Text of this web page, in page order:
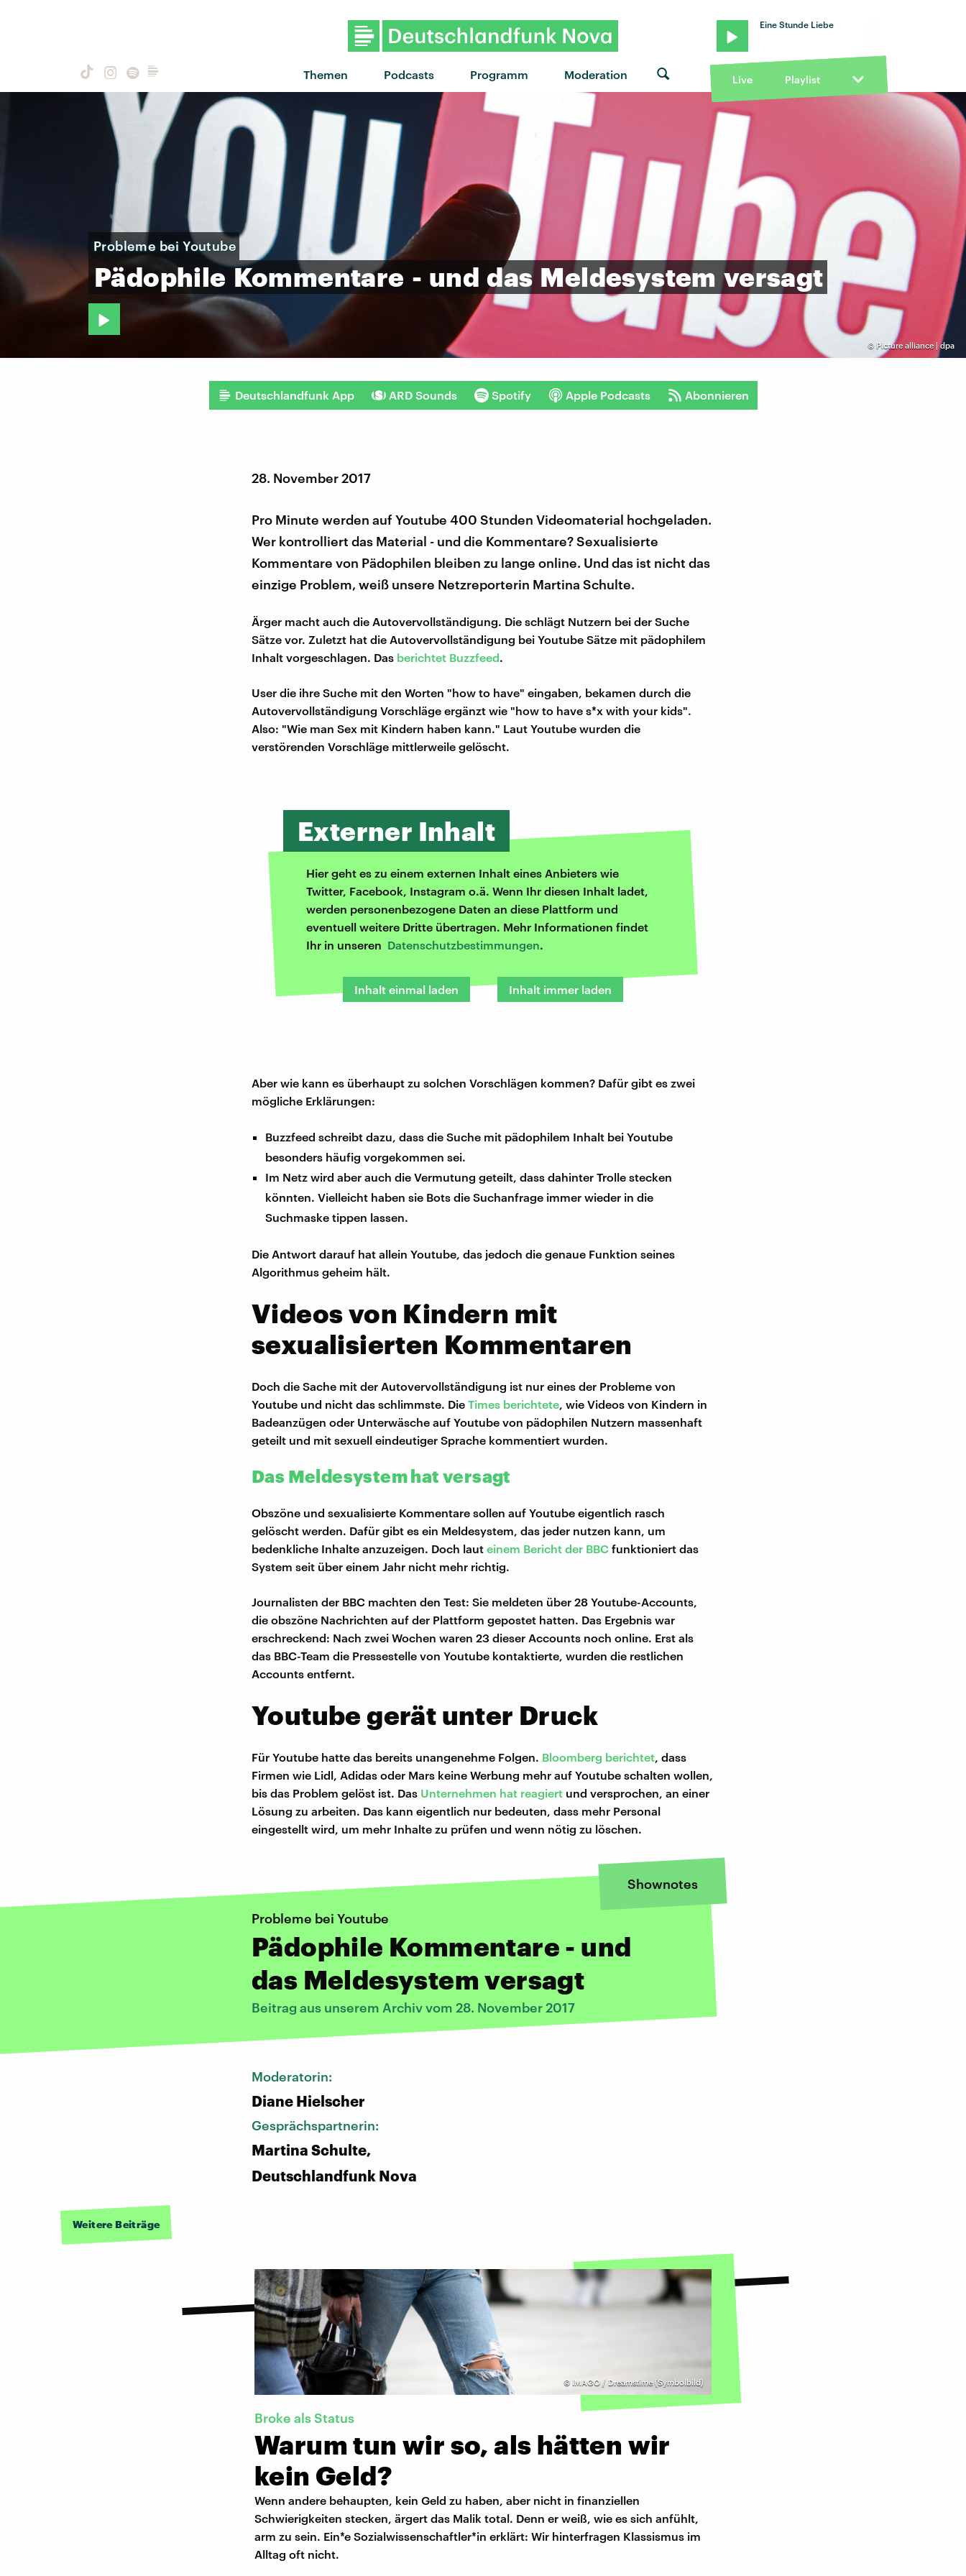
Themen Podcasts Programm Moderation
Eine Stunde Liebe
Live Playlist
© Picture alliance | dpa
Probleme bei Youtube
Pädophile Kommentare - und das Meldesystem versagt
Deutschlandfunk App ARD Sounds Spotify Apple Podcasts Abonnieren
28. November 2017
Pro Minute werden auf Youtube 400 Stunden Videomaterial hochgeladen.
Wer kontrolliert das Material - und die Kommentare? Sexualisierte
Kommentare von Pädophilen bleiben zu lange online. Und das ist nicht das
einzige Problem, weiß unsere Netzreporterin Martina Schulte.
Ärger macht auch die Autovervollständigung. Die schlägt Nutzern bei der Suche
Sätze vor. Zuletzt hat die Autovervollständigung bei Youtube Sätze mit pädophilem
Inhalt vorgeschlagen. Das berichtet Buzzfeed.
User die ihre Suche mit den Worten "how to have" eingaben, bekamen durch die
Autovervollständigung Vorschläge ergänzt wie "how to have s*x with your kids".
Also: "Wie man Sex mit Kindern haben kann." Laut Youtube wurden die
verstörenden Vorschläge mittlerweile gelöscht.
Externer Inhalt
Hier geht es zu einem externen Inhalt eines Anbieters wie
Twitter, Facebook, Instagram o.ä. Wenn Ihr diesen Inhalt ladet,
werden personenbezogene Daten an diese Plattform und
eventuell weitere Dritte übertragen. Mehr Informationen findet
Ihr in unseren Datenschutzbestimmungen.
Inhalt einmal laden Inhalt immer laden
Aber wie kann es überhaupt zu solchen Vorschlägen kommen? Dafür gibt es zwei
mögliche Erklärungen:
Buzzfeed schreibt dazu, dass die Suche mit pädophilem Inhalt bei Youtube
besonders häufig vorgekommen sei.
Im Netz wird aber auch die Vermutung geteilt, dass dahinter Trolle stecken
könnten. Vielleicht haben sie Bots die Suchanfrage immer wieder in die
Suchmaske tippen lassen.
Die Antwort darauf hat allein Youtube, das jedoch die genaue Funktion seines
Algorithmus geheim hält.
Videos von Kindern mit
sexualisierten Kommentaren
Doch die Sache mit der Autovervollständigung ist nur eines der Probleme von
Youtube und nicht das schlimmste. Die Times berichtete, wie Videos von Kindern in
Badeanzügen oder Unterwäsche auf Youtube von pädophilen Nutzern massenhaft
geteilt und mit sexuell eindeutiger Sprache kommentiert wurden.
Das Meldesystem hat versagt
Obszöne und sexualisierte Kommentare sollen auf Youtube eigentlich rasch
gelöscht werden. Dafür gibt es ein Meldesystem, das jeder nutzen kann, um
bedenkliche Inhalte anzuzeigen. Doch laut einem Bericht der BBC funktioniert das
System seit über einem Jahr nicht mehr richtig.
Journalisten der BBC machten den Test: Sie meldeten über 28 Youtube-Accounts,
die obszöne Nachrichten auf der Plattform gepostet hatten. Das Ergebnis war
erschreckend: Nach zwei Wochen waren 23 dieser Accounts noch online. Erst als
das BBC-Team die Pressestelle von Youtube kontaktierte, wurden die restlichen
Accounts entfernt.
Youtube gerät unter Druck
Für Youtube hatte das bereits unangenehme Folgen. Bloomberg berichtet, dass
Firmen wie Lidl, Adidas oder Mars keine Werbung mehr auf Youtube schalten wollen,
bis das Problem gelöst ist. Das Unternehmen hat reagiert und versprochen, an einer
Lösung zu arbeiten. Das kann eigentlich nur bedeuten, dass mehr Personal
eingestellt wird, um mehr Inhalte zu prüfen und wenn nötig zu löschen.
Shownotes
Probleme bei Youtube
Pädophile Kommentare - und
das Meldesystem versagt
Beitrag aus unserem Archiv vom 28. November 2017
Moderatorin:
Diane Hielscher
Gesprächspartnerin:
Martina Schulte,
Deutschlandfunk Nova
Weitere Beiträge
© IMAGO / Dreamstime (Symbolbild)
Broke als Status
Warum tun wir so, als hätten wir
kein Geld?
Wenn andere behaupten, kein Geld zu haben, aber nicht in finanziellen
Schwierigkeiten stecken, ärgert das Malik total. Denn er weiß, wie es sich anfühlt,
arm zu sein. Ein*e Sozialwissenschaftler*in erklärt: Wir hinterfragen Klassismus im
Alltag oft nicht.